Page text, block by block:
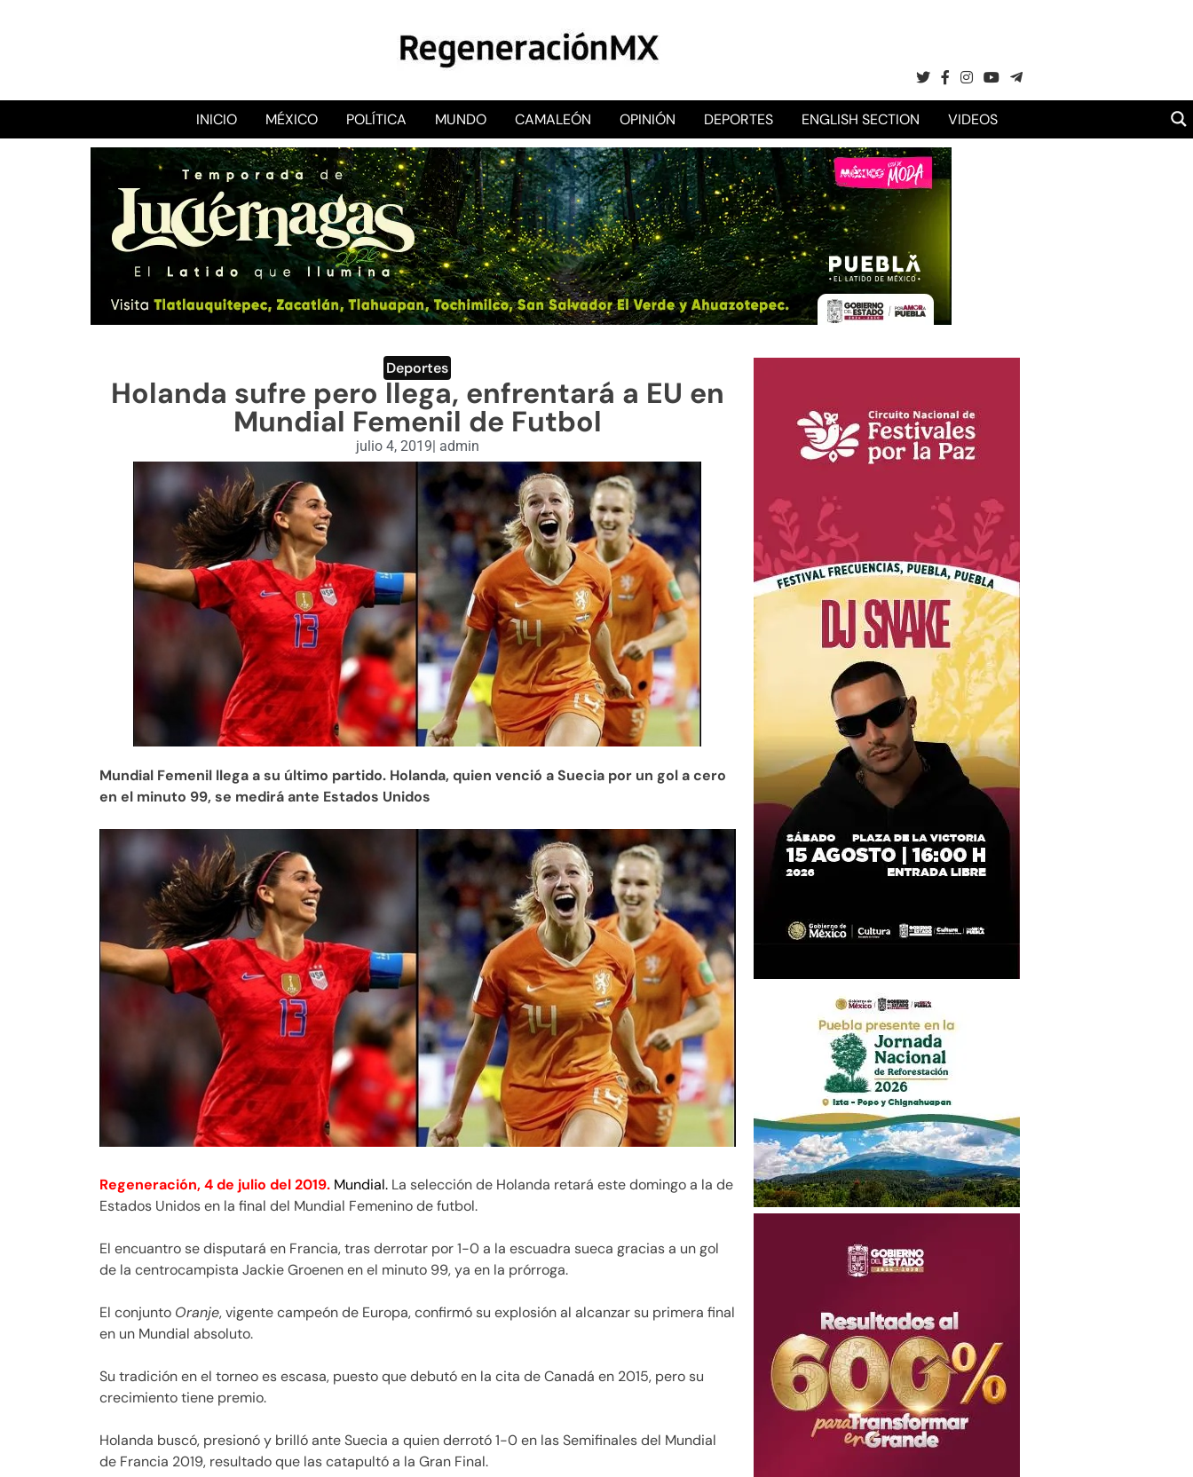
RegeneraciónMX
Sitio de noticias libre e independiente
INICIO MÉXICO POLÍTICA MUNDO CAMALEÓN OPINIÓN DEPORTES ENGLISH SECTION VIDEOS
Deportes
Holanda sufre pero llega, enfrentará a EU en
Mundial Femenil de Futbol
julio 4, 2019 admin
Mundial Femenil llega a su último partido. Holanda, quien venció a Suecia por un gol a cero
en el minuto 99, se medirá ante Estados Unidos
Regeneración, 4 de julio del 2019. Mundial. La selección de Holanda retará este domingo a la de
Estados Unidos en la final del Mundial Femenino de futbol.
El encuantro se disputará en Francia, tras derrotar por 1-0 a la escuadra sueca gracias a un gol
de la centrocampista Jackie Groenen en el minuto 99, ya en la prórroga.
El conjunto Oranje, vigente campeón de Europa, confirmó su explosión al alcanzar su primera final
en un Mundial absoluto.
Su tradición en el torneo es escasa, puesto que debutó en la cita de Canadá en 2015, pero su
crecimiento tiene premio.
Holanda buscó, presionó y brilló ante Suecia a quien derrotó 1-0 en las Semifinales del Mundial
de Francia 2019, resultado que las catapultó a la Gran Final.